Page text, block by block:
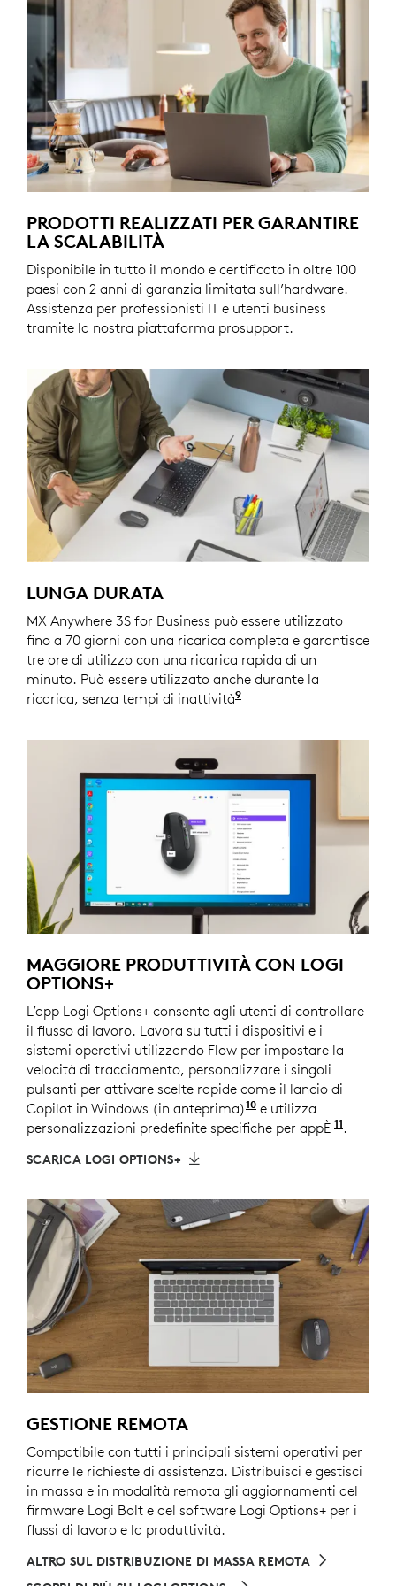
PRODOTTI REALIZZATI PER GARANTIRE
LA SCALABILITÀ
Disponibile in tutto il mondo e certificato in oltre 100
paesi con 2 anni di garanzia limitata sull’hardware.
Assistenza per professionisti IT e utenti business
tramite la nostra piattaforma prosupport.
LUNGA DURATA
MX Anywhere 3S for Business può essere utilizzato
fino a 70 giorni con una ricarica completa e garantisce
tre ore di utilizzo con una ricarica rapida di un
minuto. Può essere utilizzato anche durante la
ricarica, senza tempi di inattività9
MAGGIORE PRODUTTIVITÀ CON LOGI
OPTIONS+
L’app Logi Options+ consente agli utenti di controllare
il flusso di lavoro. Lavora su tutti i dispositivi e i
sistemi operativi utilizzando Flow per impostare la
velocità di tracciamento, personalizzare i singoli
pulsanti per attivare scelte rapide come il lancio di
Copilot in Windows (in anteprima)10 Copilot in
e utilizza
personalizzazioni predefinite specifiche per appÈ 11 .
SCARICA LOGI OPTIONS+
GESTIONE REMOTA
Compatibile con tutti i principali sistemi operativi per
ridurre le richieste di assistenza. Distribuisci e gestisci
in massa e in modalità remota gli aggiornamenti del
firmware Logi Bolt e del software Logi Options+ per i
flussi di lavoro e la produttività.
ALTRO SUL DISTRIBUZIONE DI MASSA REMOTA